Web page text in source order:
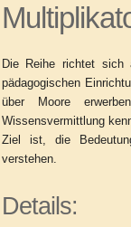
Die Reihe richtet sich
pädagogischen
über Moore
Wissensvermittlung
Ziel ist, die
verstehen.
Details: